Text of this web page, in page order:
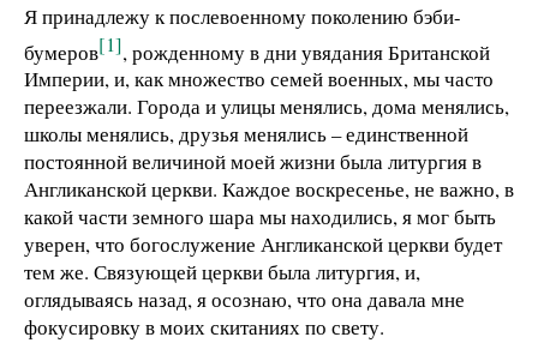
Я принадлежу к послевоенному поколению бэби-
бумеров[1], рожденному в дни увядания Британской
Империи, и, как множество семей военных, мы часто
переезжали. Города и улицы менялись, дома менялись,
школы менялись, друзья менялись – единственной
постоянной величиной моей жизни была литургия в
Англиканской церкви. Каждое воскресенье, не важно, в
какой части земного шара мы находились, я мог быть
уверен, что богослужение Англиканской церкви будет
тем же. Связующей церкви была литургия, и,
оглядываясь назад, я осознаю, что она давала мне
фокусировку в моих скитаниях по свету.